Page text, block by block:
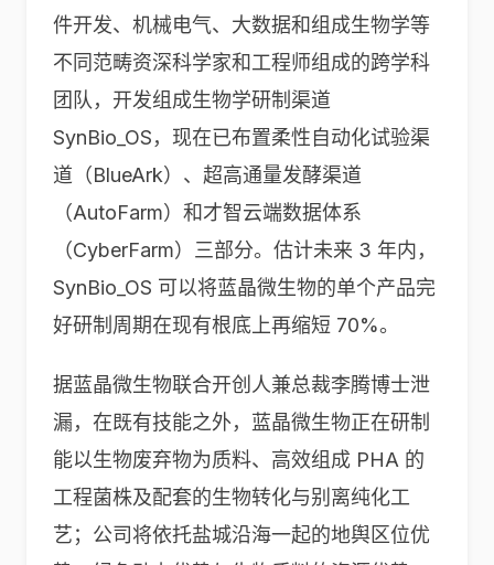
件开发、机械电气、大数据和组成生物学等
不同范畴资深科学家和工程师组成的跨学科
团队，开发组成生物学研制渠道
SynBio_OS，现在已布置柔性自动化试验渠
道（BlueArk）、超高通量发酵渠道
（AutoFarm）和才智云端数据体系
（CyberFarm）三部分。估计未来 3 年内，
SynBio_OS 可以将蓝晶微生物的单个产品完
好研制周期在现有根底上再缩短 70%。
据蓝晶微生物联合开创人兼总裁李腾博士泄
漏，在既有技能之外，蓝晶微生物正在研制
能以生物废弃物为质料、高效组成 PHA 的
工程菌株及配套的生物转化与别离纯化工
艺；公司将依托盐城沿海一起的地舆区位优